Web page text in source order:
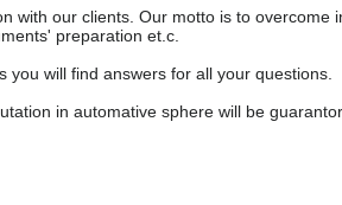
with our clients. Our motto is to
preparation et.c.
will find answers for all your questions.
in automative sphere will be